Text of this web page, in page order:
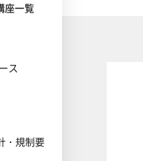
座一覧
ス
・規制要